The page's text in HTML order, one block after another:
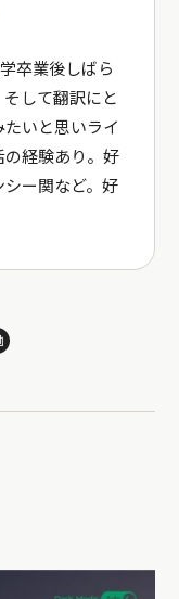
卒業後しばら
して翻訳にと
いと思いライ
の経験あり。好
ー関など。好